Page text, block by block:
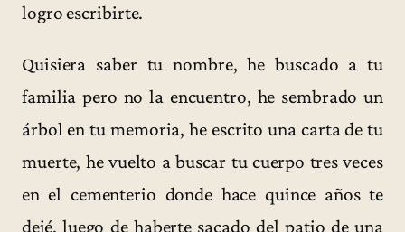
logro escribirte.
Quisiera saber tu nombre, he buscado a tu
familia pero no la encuentro, he sembrado un
árbol en tu memoria, he escrito una carta de tu
muerte, he vuelto a buscar tu cuerpo tres veces
en el cementerio donde hace quince años te
dejé, luego de haberte sacado del patio de una